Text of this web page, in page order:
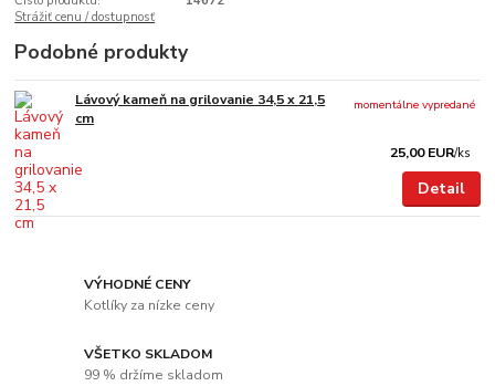
Strážiť cenu / dostupnosť
Podobné produkty
Lávový kameň na grilovanie 34,5 x 21,5
cm
25,00 EUR/ks
momentálne vypredané
Detail
VÝHODNÉ CENY
Kotlíky za nízke ceny
VŠETKO SKLADOM
99 % držíme skladom